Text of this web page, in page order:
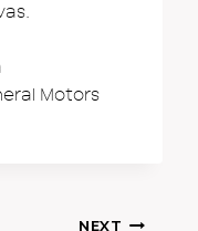
Motors
NEXT